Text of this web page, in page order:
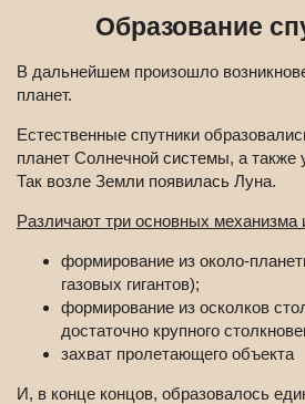
Образование
В дальнейшем произошло
планет.
Естественные спутники
планет Солнечной системы, а также
Так возле Земли появилась Луна.
Различают три основных механизма
формирование из около-
газовых гигантов);
формирование из осколков
достаточно крупного
захват пролетающего объекта
И, в конце концов, образовалось